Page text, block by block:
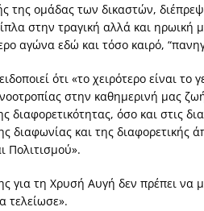
της ομάδας των δικαστών,
στην τραγική αλλά και
αγώνα εδώ και τόσο καιρό,
ότι «το χειρότερο είναι το
στην καθημερινή μας
διαφορετικότητας, όσο και στις
διαφωνίας και της διαφορετικής
Πολιτισμού».
για τη Χρυσή Αυγή δεν πρέπει
τελείωσε».